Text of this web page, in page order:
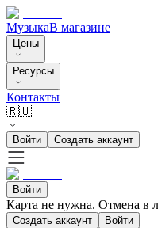
МузыкаВ магазине
Цены
Ресурсы
Контакты
🇷🇺
Войти Создать аккаунт
Войти
Карта не нужна. Отмена в
Создать аккаунт Войти